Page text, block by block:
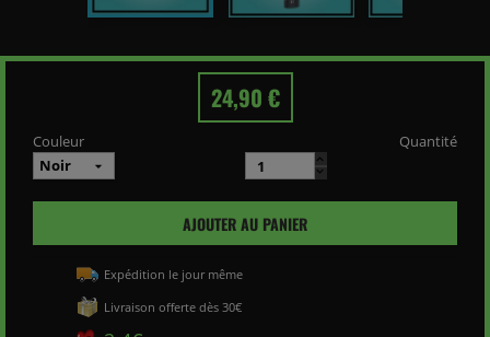
24,90 €
Couleur Quantité
AJOUTER AU PANIER
Expédition le jour même
Livraison offerte dès 30€